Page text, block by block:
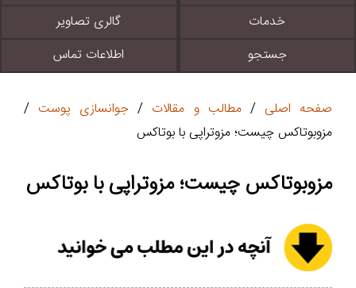
خدمات
گالری تصاویر
جستجو
اطلاعات تماس
صفحه اصلی /مطالب و مقالات / جوانسازی پوست/
مزوبوتاکس چیست؛ مزوتراپی با بوتاکس
مزوبوتاکس چیست؛ مزوتراپی با بوتاکس